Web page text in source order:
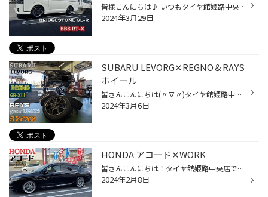
皆様こんにちは♪ いつもタイヤ館姫路中央店webをご覧いただき誠にありがとうございます！ 本日はTOYOTA HIACEにブリヂストンのGL-Rと BBSの新商品 RT-Xを取り付けましたのでご紹介します。 タイヤもホイールもバン用規格を取得しているので車検対応です(^^) この度はタイヤ館姫路中央店をご利用いた...
2024年3月29日
SUBARU LEVORG✕REGNO＆RAYS
ホイール
皆さんこんにちは(〃∇〃)タイヤ館姫路中央店です！ 本日はレヴォーグのタイヤ交換＆ホイール取り付けをご紹介致します！ 今回ご購入頂いたタイヤはREGNO GR-XⅢになります。 REGNO GR-XⅢの詳細はコチラ 今年の2月に新商品として発売されたGR-XⅢは ENLITEN技術を用いたタイヤになります。 より利用者...
2024年3月6日
HONDA アコード✕WORK
皆さんこんにちは！タイヤ館姫路中央店です！ 本日はアコードに取り付けたホイールのご紹介です！ 今回ご購入頂いたのはWORK ランベックLM1になります。 WORK ランベックLM1の詳細はコチラ 今回タイヤと合わせてご購入いただきましたがカットクリアの色合いが 黒のアコードと合っていて高級感がアッ...
2024年2月8日